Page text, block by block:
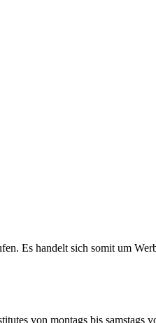
Es handelt sich somit um
von montags bis samstags